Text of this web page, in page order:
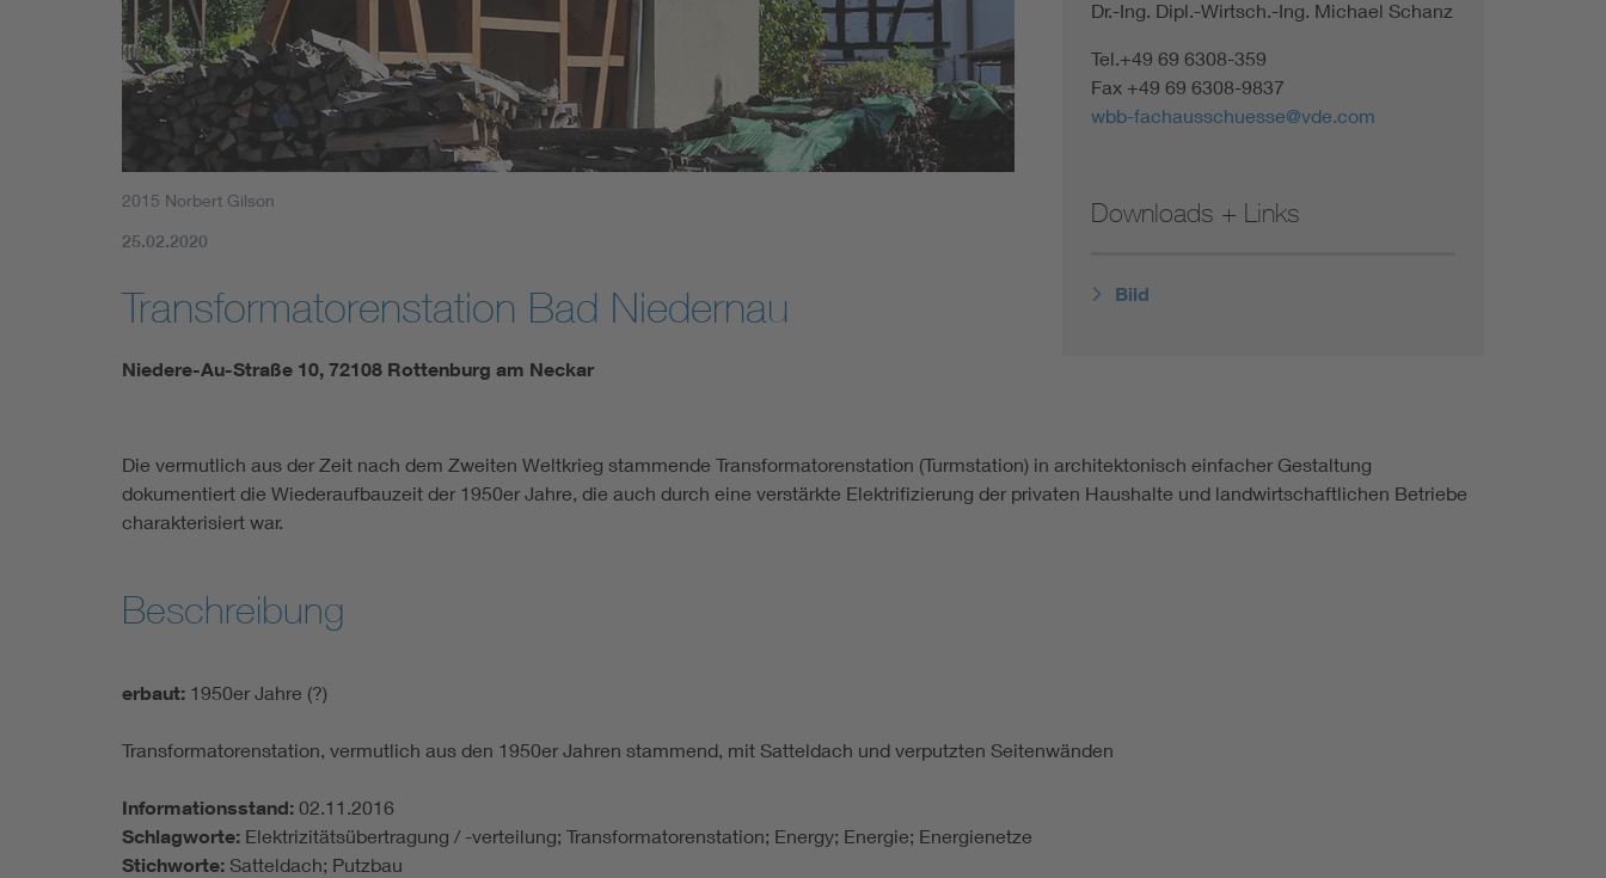
2015 Norbert Gilson
25.02.2020
Transformatorenstation Bad Niedernau
Niedere-Au-Straße 10, 72108 Rottenburg am Neckar
Dr.-Ing. Dipl.-Wirtsch.-Ing. Michael Schanz
Tel.+49 69 6308-359
Fax +49 69 6308-9837
wbb-fachausschuesse@vde.com
Downloads + Links
Bild
Die vermutlich aus der Zeit nach dem Zweiten Weltkrieg stammende Transformatorenstation (Turmstation) in architektonisch einfacher Gestaltung
dokumentiert die Wiederaufbauzeit der 1950er Jahre, die auch durch eine verstärkte Elektrifizierung der privaten Haushalte und landwirtschaftlichen Betriebe
charakterisiert war.
Beschreibung
erbaut: 1950er Jahre (?)
Transformatorenstation, vermutlich aus den 1950er Jahren stammend, mit Satteldach und verputzten Seitenwänden
Informationsstand: 02.11.2016
Schlagworte: Elektrizitätsübertragung / -verteilung; Transformatorenstation; Energy; Energie; Energienetze
Stichworte: Satteldach; Putzbau